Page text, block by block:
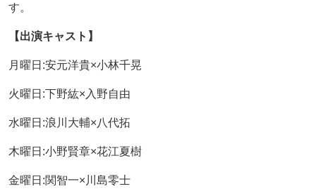
す。
【出演キャスト】
月曜日:安元洋貴×小林千晃
火曜日:下野紘×入野自由
水曜日:浪川大輔×八代拓
木曜日:小野賢章×花江夏樹
金曜日:関智一×川島零士